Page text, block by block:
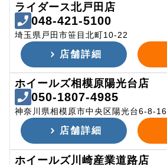
ライダース北戸田店
048-421-5100
埼玉県戸田市笹目北町10-22
店舗詳細
ホイールズ相模原陽光台店
050-1807-4985
神奈川県相模原市中央区陽光台6-8-16
店舗詳細
ホイールズ川崎産業道路店